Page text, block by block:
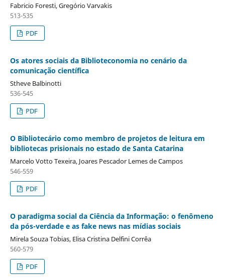
Fabricio Foresti, Gregório Varvakis
513-535
PDF
Os atores sociais da Biblioteconomia no cenário da
comunicação científica
Stheve Balbinotti
536-545
PDF
O Bibliotecário como membro de projetos de leitura em
bibliotecas prisionais no estado de Santa Catarina
Marcelo Votto Texeira, Joares Pescador Lemes de Campos
546-559
PDF
O paradigma social da Ciência da Informação: o fenômeno
da pós-verdade e as fake news nas mídias sociais
Mirela Souza Tobias, Elisa Cristina Delfini Corrêa
560-579
PDF